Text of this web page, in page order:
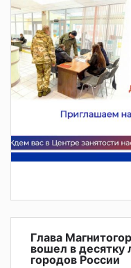
Глава
вошел в десятку
городов России